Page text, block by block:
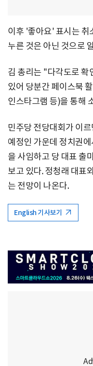
이후 '좋아요' 표시는 취
누른 것은 아닌 것으로
김 총리는 "다각도로 확
있어 당분간 페이스북
인스타그램 등)을 통해
민주당 전당대회가 이
예정인 가운데 정치권
을 사임하고 당 대표 출
보고 있다. 정청래 대표
는 전망이 나온다.
English 기사보기